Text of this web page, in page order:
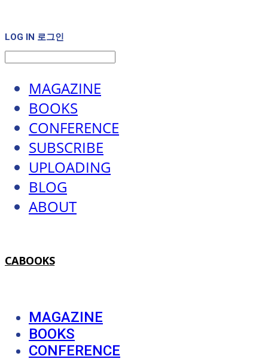
LOG IN 로그인
MAGAZINE
BOOKS
CONFERENCE
SUBSCRIBE
UPLOADING
BLOG
ABOUT
CABOOKS
MAGAZINE
BOOKS
CONFERENCE